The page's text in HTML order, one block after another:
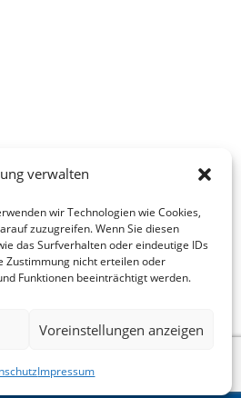
verwalten
wir Technologien wie Cookies,
zuzugreifen. Wenn Sie diesen
das Surfverhalten oder eindeutige IDs
Zustimmung nicht erteilen oder
Funktionen beeinträchtigt werden.
Voreinstellungen anzeigen
Impressum